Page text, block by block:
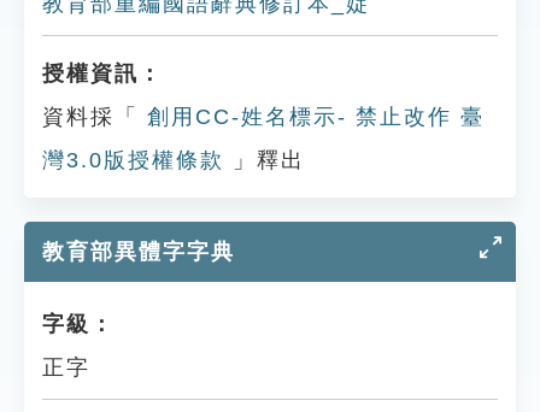
授權資訊：
資料採「
創用CC-姓名標示- 禁止改作 臺
灣3.0版授權條款
」釋出
教育部異體字字典
字級：
正字